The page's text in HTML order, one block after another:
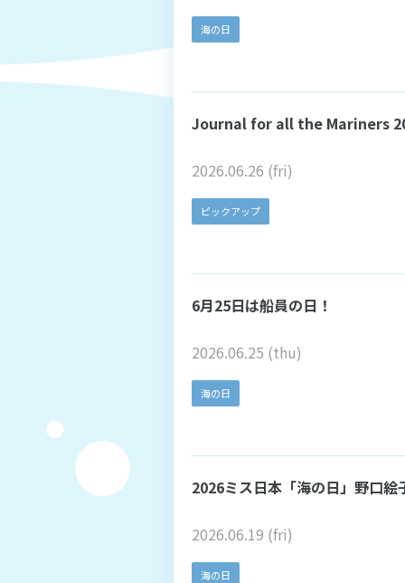
海の日
Journal for all the Mariners
2026.06.26 (fri)
ピックアップ
6月25日は船員の日！
2026.06.25 (thu)
海の日
2026ミス日本「海の日」野口
2026.06.19 (fri)
海の日